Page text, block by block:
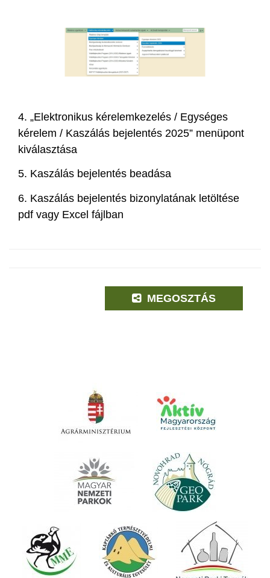
4. „Elektronikus kérelemkezelés / Egységes
kérelem / Kaszálás bejelentés 2025” menüpont
kiválasztása
5. Kaszálás bejelentés beadása
6. Kaszálás bejelentés bizonylatának letöltése
pdf vagy Excel fájlban
MEGOSZTÁS